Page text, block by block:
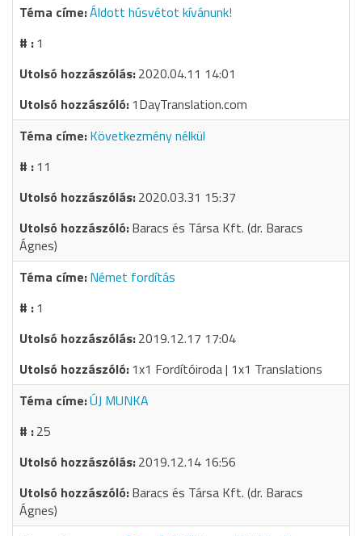
Áldott húsvétot kívánunk!
1
2020.04.11 14:01
1DayTranslation.com
Következmény nélkül
11
2020.03.31 15:37
Baracs és Társa Kft. (dr. Baracs
Ágnes)
Német fordítás
1
2019.12.17 17:04
1x1 Fordítóiroda | 1x1 Translations
ÚJ MUNKA
25
2019.12.14 16:56
Baracs és Társa Kft. (dr. Baracs
Ágnes)